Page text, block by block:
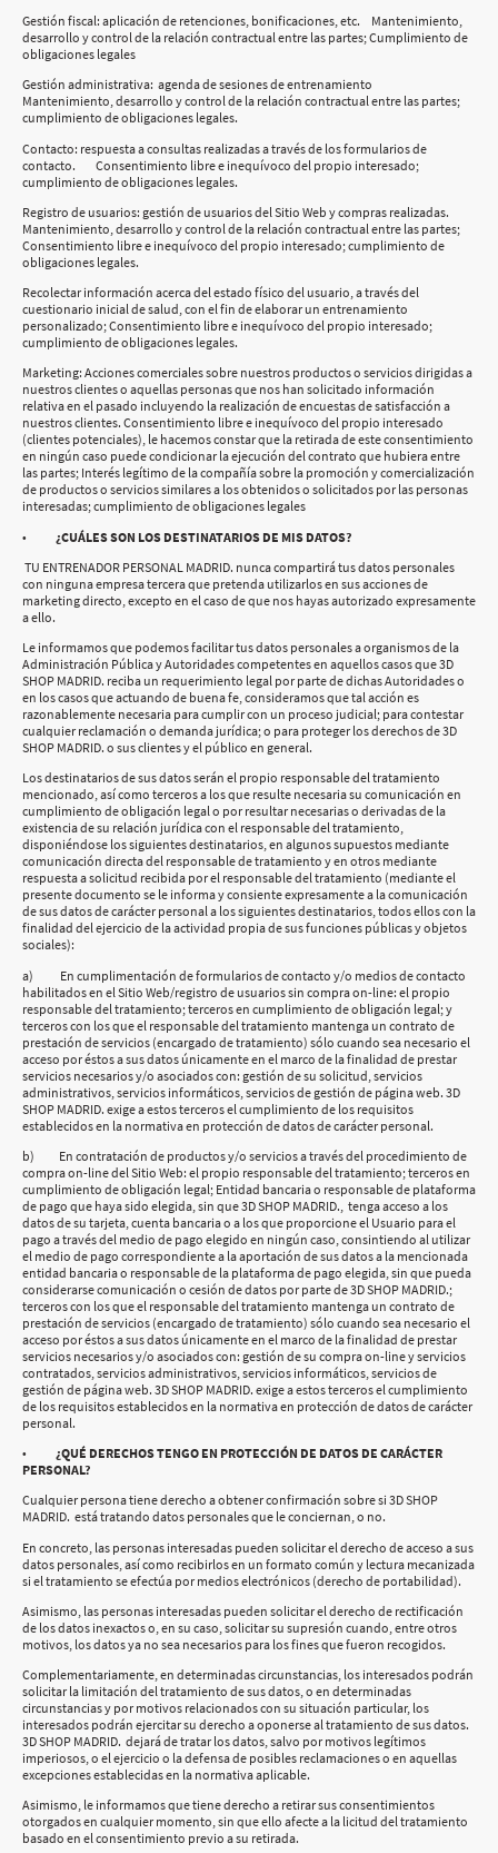
Gestión fiscal: aplicación de retenciones, bonificaciones, etc. Mantenimiento,
desarrollo y control de la relación contractual entre las partes; Cumplimiento de
obligaciones legales
Gestión administrativa: agenda de sesiones de entrenamiento
Mantenimiento, desarrollo y control de la relación contractual entre las partes;
cumplimiento de obligaciones legales.
Contacto: respuesta a consultas realizadas a través de los formularios de
contacto. Consentimiento libre e inequívoco del propio interesado;
cumplimiento de obligaciones legales.
Registro de usuarios: gestión de usuarios del Sitio Web y compras realizadas.
Mantenimiento, desarrollo y control de la relación contractual entre las partes;
Consentimiento libre e inequívoco del propio interesado; cumplimiento de
obligaciones legales.
Recolectar información acerca del estado físico del usuario, a través del
cuestionario inicial de salud, con el fin de elaborar un entrenamiento
personalizado; Consentimiento libre e inequívoco del propio interesado;
cumplimiento de obligaciones legales.
Marketing: Acciones comerciales sobre nuestros productos o servicios dirigidas a
nuestros clientes o aquellas personas que nos han solicitado información
relativa en el pasado incluyendo la realización de encuestas de satisfacción a
nuestros clientes. Consentimiento libre e inequívoco del propio interesado
(clientes potenciales), le hacemos constar que la retirada de este consentimiento
en ningún caso puede condicionar la ejecución del contrato que hubiera entre
las partes; Interés legítimo de la compañía sobre la promoción y comercialización
de productos o servicios similares a los obtenidos o solicitados por las personas
interesadas; cumplimiento de obligaciones legales
• ¿CUÁLES SON LOS DESTINATARIOS DE MIS DATOS?
TU ENTRENADOR PERSONAL MADRID. nunca compartirá tus datos personales
con ninguna empresa tercera que pretenda utilizarlos en sus acciones de
marketing directo, excepto en el caso de que nos hayas autorizado expresamente
a ello.
Le informamos que podemos facilitar tus datos personales a organismos de la
Administración Pública y Autoridades competentes en aquellos casos que 3D
SHOP MADRID. reciba un requerimiento legal por parte de dichas Autoridades o
en los casos que actuando de buena fe, consideramos que tal acción es
razonablemente necesaria para cumplir con un proceso judicial; para contestar
cualquier reclamación o demanda jurídica; o para proteger los derechos de 3D
SHOP MADRID. o sus clientes y el público en general.
Los destinatarios de sus datos serán el propio responsable del tratamiento
mencionado, así como terceros a los que resulte necesaria su comunicación en
cumplimiento de obligación legal o por resultar necesarias o derivadas de la
existencia de su relación jurídica con el responsable del tratamiento,
disponiéndose los siguientes destinatarios, en algunos supuestos mediante
comunicación directa del responsable de tratamiento y en otros mediante
respuesta a solicitud recibida por el responsable del tratamiento (mediante el
presente documento se le informa y consiente expresamente a la comunicación
de sus datos de carácter personal a los siguientes destinatarios, todos ellos con la
finalidad del ejercicio de la actividad propia de sus funciones públicas y objetos
sociales):
a) En cumplimentación de formularios de contacto y/o medios de contacto
habilitados en el Sitio Web/registro de usuarios sin compra on-line: el propio
responsable del tratamiento; terceros en cumplimiento de obligación legal; y
terceros con los que el responsable del tratamiento mantenga un contrato de
prestación de servicios (encargado de tratamiento) sólo cuando sea necesario el
acceso por éstos a sus datos únicamente en el marco de la finalidad de prestar
servicios necesarios y/o asociados con: gestión de su solicitud, servicios
administrativos, servicios informáticos, servicios de gestión de página web. 3D
SHOP MADRID. exige a estos terceros el cumplimiento de los requisitos
establecidos en la normativa en protección de datos de carácter personal.
b) En contratación de productos y/o servicios a través del procedimiento de
compra on-line del Sitio Web: el propio responsable del tratamiento; terceros en
cumplimiento de obligación legal; Entidad bancaria o responsable de plataforma
de pago que haya sido elegida, sin que 3D SHOP MADRID., tenga acceso a los
datos de su tarjeta, cuenta bancaria o a los que proporcione el Usuario para el
pago a través del medio de pago elegido en ningún caso, consintiendo al utilizar
el medio de pago correspondiente a la aportación de sus datos a la mencionada
entidad bancaria o responsable de la plataforma de pago elegida, sin que pueda
considerarse comunicación o cesión de datos por parte de 3D SHOP MADRID.;
terceros con los que el responsable del tratamiento mantenga un contrato de
prestación de servicios (encargado de tratamiento) sólo cuando sea necesario el
acceso por éstos a sus datos únicamente en el marco de la finalidad de prestar
servicios necesarios y/o asociados con: gestión de su compra on-line y servicios
contratados, servicios administrativos, servicios informáticos, servicios de
gestión de página web. 3D SHOP MADRID. exige a estos terceros el cumplimiento
de los requisitos establecidos en la normativa en protección de datos de carácter
personal.
• ¿QUÉ DERECHOS TENGO EN PROTECCIÓN DE DATOS DE CARÁCTER
PERSONAL?
Cualquier persona tiene derecho a obtener confirmación sobre si 3D SHOP
MADRID. está tratando datos personales que le conciernan, o no.
En concreto, las personas interesadas pueden solicitar el derecho de acceso a sus
datos personales, así como recibirlos en un formato común y lectura mecanizada
si el tratamiento se efectúa por medios electrónicos (derecho de portabilidad).
Asimismo, las personas interesadas pueden solicitar el derecho de rectificación
de los datos inexactos o, en su caso, solicitar su supresión cuando, entre otros
motivos, los datos ya no sea necesarios para los fines que fueron recogidos.
Complementariamente, en determinadas circunstancias, los interesados podrán
solicitar la limitación del tratamiento de sus datos, o en determinadas
circunstancias y por motivos relacionados con su situación particular, los
interesados podrán ejercitar su derecho a oponerse al tratamiento de sus datos.
3D SHOP MADRID. dejará de tratar los datos, salvo por motivos legítimos
imperiosos, o el ejercicio o la defensa de posibles reclamaciones o en aquellas
excepciones establecidas en la normativa aplicable.
Asimismo, le informamos que tiene derecho a retirar sus consentimientos
otorgados en cualquier momento, sin que ello afecte a la licitud del tratamiento
basado en el consentimiento previo a su retirada.